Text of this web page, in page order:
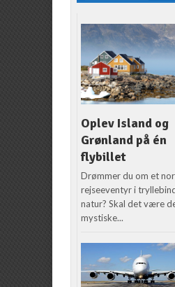
Oplev Island og
Grønland på én
flybillet
Drømmer du om et
rejseeventyr i
natur? Skal det være
mystiske...